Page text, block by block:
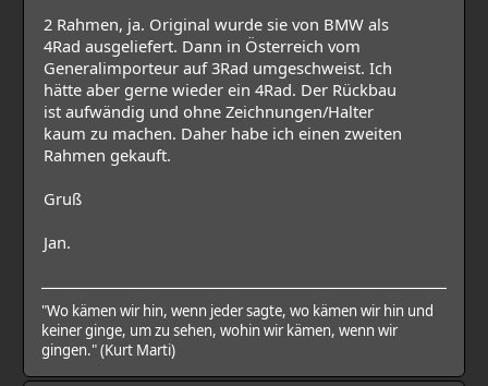
2 Rahmen, ja. Original wurde sie von BMW als
4Rad ausgeliefert. Dann in Österreich vom
Generalimporteur auf 3Rad umgeschweist. Ich
hätte aber gerne wieder ein 4Rad. Der Rückbau
ist aufwändig und ohne Zeichnungen/Halter
kaum zu machen. Daher habe ich einen zweiten
Rahmen gekauft.
Gruß
Jan.
"Wo kämen wir hin, wenn jeder sagte, wo kämen wir hin und
keiner ginge, um zu sehen, wohin wir kämen, wenn wir
gingen." (Kurt Marti)